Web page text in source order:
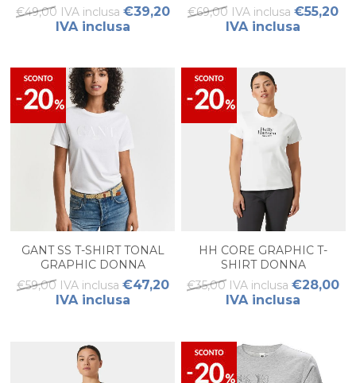
€49,00 IVA inclusa €39,20
IVA inclusa
€69,00 IVA inclusa €55,20
IVA inclusa
GANT SS T-SHIRT TONAL
GRAPHIC DONNA
€59,00 IVA inclusa €47,20
IVA inclusa
HH CORE GRAPHIC T-
SHIRT DONNA
€35,00 IVA inclusa €28,00
IVA inclusa